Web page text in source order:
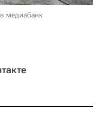
медиабанк